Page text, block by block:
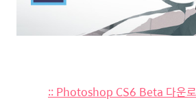
:: Photoshop CS6 Beta 다운